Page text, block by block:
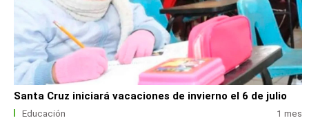
Santa Cruz iniciará vacaciones de invierno el 6 de julio
Educación 1 mes